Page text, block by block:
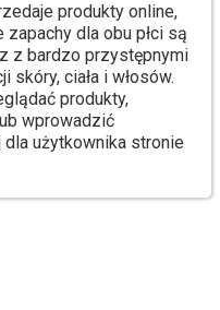
produkty online,
dla obu płci są
z bardzo przystępnymi
skóry, ciała i włosów.
produkty,
wprowadzić
dla użytkownika stronie